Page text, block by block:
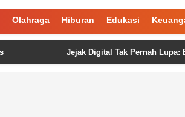
Olahraga Hiburan Edukasi
Jejak Digital Tak Pernah Lupa: Belajar